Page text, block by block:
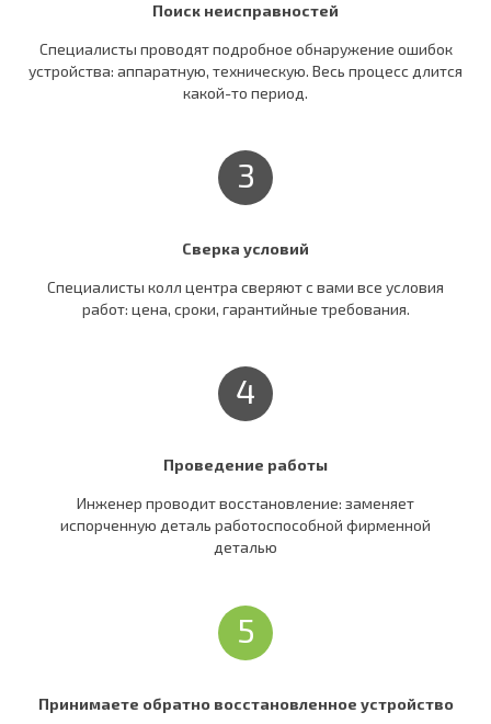
Поиск неисправностей
Специалисты проводят подробное обнаружение ошибок
устройства: аппаратную, техническую. Весь процесс длится
какой-то период.
3
Сверка условий
Специалисты колл центра сверяют c вами все условия
работ: цена, сроки, гарантийные требования.
4
Проведение работы
Инженер проводит восстановление: заменяет
испорченную деталь работоспособной фирменной
деталью
5
Принимаете обратно восстановленное устройство